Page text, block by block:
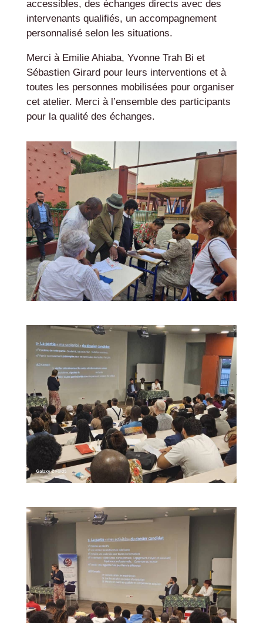
accessibles, des échanges directs avec des
intervenants qualifiés, un accompagnement
personnalisé selon les situations.
Merci à Emilie Ahiaba, Yvonne Trah Bi et
Sébastien Girard pour leurs interventions et à
toutes les personnes mobilisées pour organiser
cet atelier. Merci à l’ensemble des participants
pour la qualité des échanges.